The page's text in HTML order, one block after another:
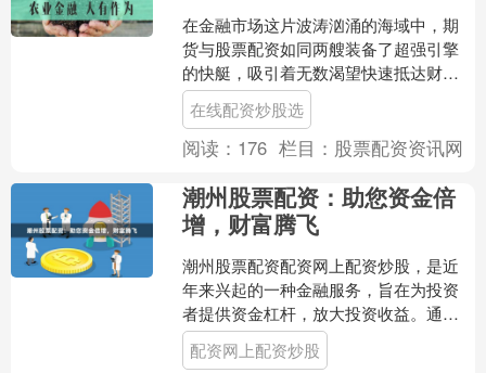
在金融市场这片波涛汹涌的海域中，期
货与股票配资如同两艘装备了超强引擎
的快艇，吸引着无数渴望快速抵达财富
彼岸的投资者。它们以“杠杆”为名，承诺
放大收益，却也悄然埋....
在线配资炒股选
阅读： 176 栏目： 股票配资资讯网
潮州股票配资：助您资金倍
增，财富腾飞
潮州股票配资配资网上配资炒股，是近
年来兴起的一种金融服务，旨在为投资
者提供资金杠杆，放大投资收益。通过
配资，投资者可以以较少的自有资金撬
动更大的资金，从而获得更....
配资网上配资炒股